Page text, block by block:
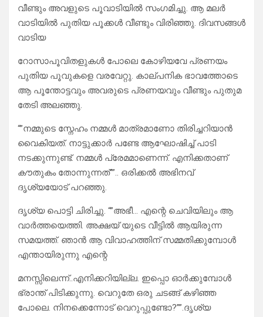
വീണ്ടും അവളുടെ പൂവാടിയിൽ സംഗമിച്ചു. ആ മലർ
വാടിയിൽ പുതിയ പൂക്കൾ വീണ്ടും വിരിഞ്ഞു. ദിവസങ്ങൾ
വാടിയ
റോസാപൂവിതളുകൾ പോലെ കോഴിയവേ പ്രണയം
പുതിയ പൂവുകളെ വരവേറ്റു. കാല്പനിക ഭാവത്തോടെ
ആ പൂന്തോട്ടവും അവരുടെ പ്രണയവും വീണ്ടും പുതുമ
തേടി അലഞ്ഞു.
“”നമ്മുടെ സ്നേഹം നമ്മൾ മാത്രമാണോ തിരിച്ചറിയാൻ
വൈകിയത്. നാട്ടുക്കാർ പണ്ടേ ആഘോഷിച്ച് പാടി
നടക്കുന്നുണ്ട്. നമ്മൾ പ്രേമമാണെന്ന്. എനിക്കതാണ്
കൗതുകം തോന്നുന്നത്””.. ഒരിക്കൽ അഭിനവ്
ദൃശ്യയോട് പറഞ്ഞു.
ദൃശ്യ പൊട്ടി ചിരിച്ചു. “”അഭീ… എന്റെ ചെവിയിലും ആ
വാർത്തയെത്തി. അക്ഷയ് യുടെ വീട്ടിൽ ആയിരുന്ന
സമയത്ത്. ഞാൻ ആ വിവാഹത്തിന് സമ്മതിക്കുമ്പോൾ
എന്തായിരുന്നു എന്റെ
മനസ്സിലെന്ന്..എനിക്കറിയില്ല. ഇപ്പൊ ഓർക്കുമ്പോൾ
ഭ്രാന്ത് പിടിക്കുന്നു. വെറുതേ ഒരു ചടങ്ങ് കഴിഞ്ഞ
പോലെ. നിനക്കെന്നോട് വെറുപ്പുണ്ടോ?””.ദൃശ്യ